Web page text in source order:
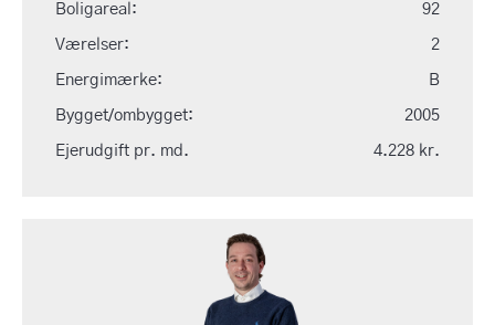
Boligareal: 92
Værelser: 2
Energimærke: B
Bygget/ombygget: 2005
Ejerudgift pr. md. 4.228 kr.